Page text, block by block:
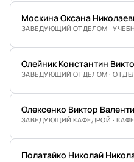
Москина Оксана
ЗАВЕДУЮЩИЙ ОТДЕЛОМ ·
Олейник Константин
ЗАВЕДУЮЩИЙ ОТДЕЛОМ ·
Олексенко Виктор
ЗАВЕДУЮЩИЙ КАФЕДРОЙ ·
Полатайко Николай